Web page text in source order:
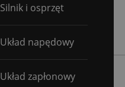
Silnik i osprzęt
Układ napędowy
Układ zapłonowy